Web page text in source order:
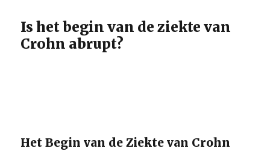
Is het begin van de ziekte van
Crohn abrupt?
Het Begin van de Ziekte van Crohn